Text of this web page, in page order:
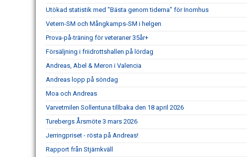
Utökad statistik med "Bästa genom tiderna" för Inomhus
Vetern-SM och Mångkamps-SM i helgen
Prova-på-träning för veteraner 35år+
Försäljning i friidrottshallen på lördag
Andreas, Abel & Meron i Valencia
Andreas lopp på söndag
Moa och Andreas
Varvetmilen Sollentuna tillbaka den 18 april 2026
Turebergs Årsmöte 3 mars 2026
Jerringpriset - rösta på Andreas!
Rapport från Stjärnkväll